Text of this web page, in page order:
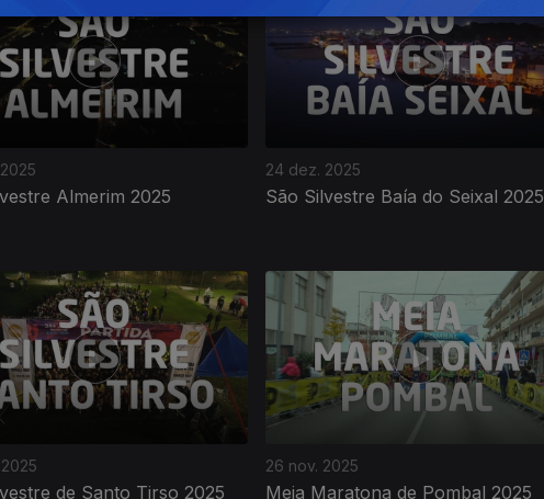
Almerim 2025
24 dez. 2025
São Silvestre Baía do Seixal 2025
de Santo Tirso 2025
26 nov. 2025
Meia Maratona de Pombal 2025